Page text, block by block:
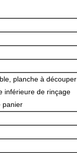
planche à découper
inférieure de rinçage
panier